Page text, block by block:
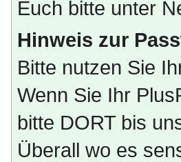
Euch bitte unter
Hinweis zur
Bitte nutzen Sie
Wenn Sie Ihr
bitte DORT bis
Überall wo es